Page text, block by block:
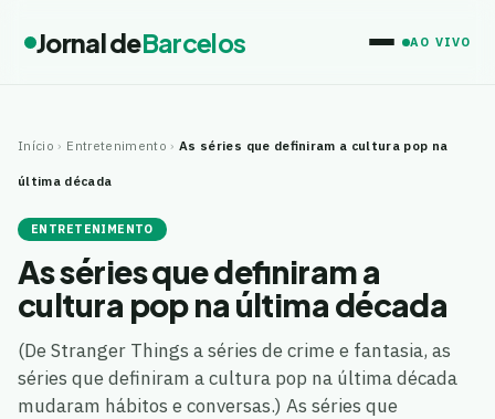
Jornal deBarcelos AO VIVO
Início › Entretenimento › As séries que definiram a cultura pop na
última década
ENTRETENIMENTO
As séries que definiram a
cultura pop na última década
(De Stranger Things a séries de crime e fantasia, as
séries que definiram a cultura pop na última década
mudaram hábitos e conversas.) As séries que